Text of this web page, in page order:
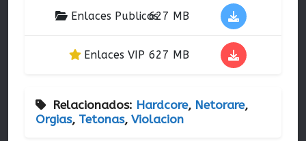
Enlaces Publicos627 MB
Enlaces VIP 627 MB
Relacionados: Hardcore, Netorare,
Orgias, Tetonas, Violacion